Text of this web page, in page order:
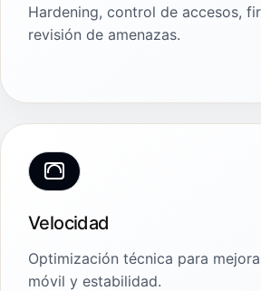
Hardening, control de accesos,
revisión de amenazas.
Velocidad
Optimización técnica para
móvil y estabilidad.